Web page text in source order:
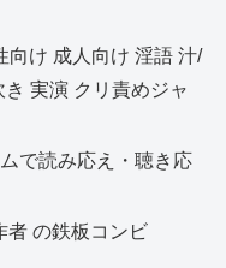
け 成人向け 淫語 汁/
実演 クリ責めジャ
で読み応え・聴き応
の鉄板コンビ